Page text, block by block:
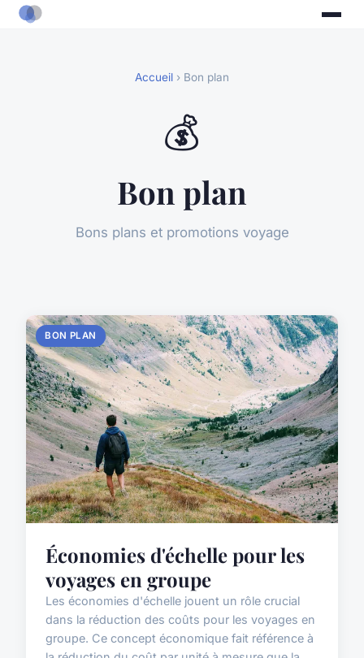
Accueil › Bon plan
💰
Bon plan
Bons plans et promotions voyage
BON PLAN
Économies d'échelle pour les
voyages en groupe
Les économies d'échelle jouent un rôle crucial
dans la réduction des coûts pour les voyages en
groupe. Ce concept économique fait référence à